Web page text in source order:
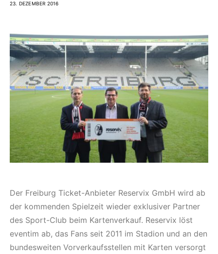
23. DEZEMBER 2016
Der Freiburg Ticket-Anbieter Reservix GmbH wird ab
der kommenden Spielzeit wieder exklusiver Partner
des Sport-Club beim Kartenverkauf. Reservix löst
eventim ab, das Fans seit 2011 im Stadion und an den
bundesweiten Vorverkaufsstellen mit Karten versorgt